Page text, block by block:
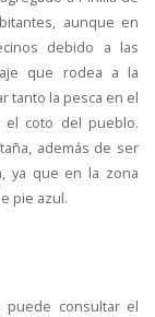
aunque en
debido a las
que rodea a la
tanto la pesca en el
el coto del pueblo.
además de ser
ya que en la zona
pie azul.
puede consultar el